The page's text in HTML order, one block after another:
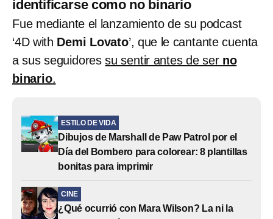
identificarse como no binario
Fue mediante el lanzamiento de su podcast
‘4D with Demi Lovato’, que le cantante cuenta
a sus seguidoressu sentir antes de ser no
binario.
ESTILO DE VIDA
Dibujos de Marshall de Paw Patrol por el
Día del Bombero para colorear: 8 plantillas
bonitas para imprimir
CINE
¿Qué ocurrió con Mara Wilson? La ni la